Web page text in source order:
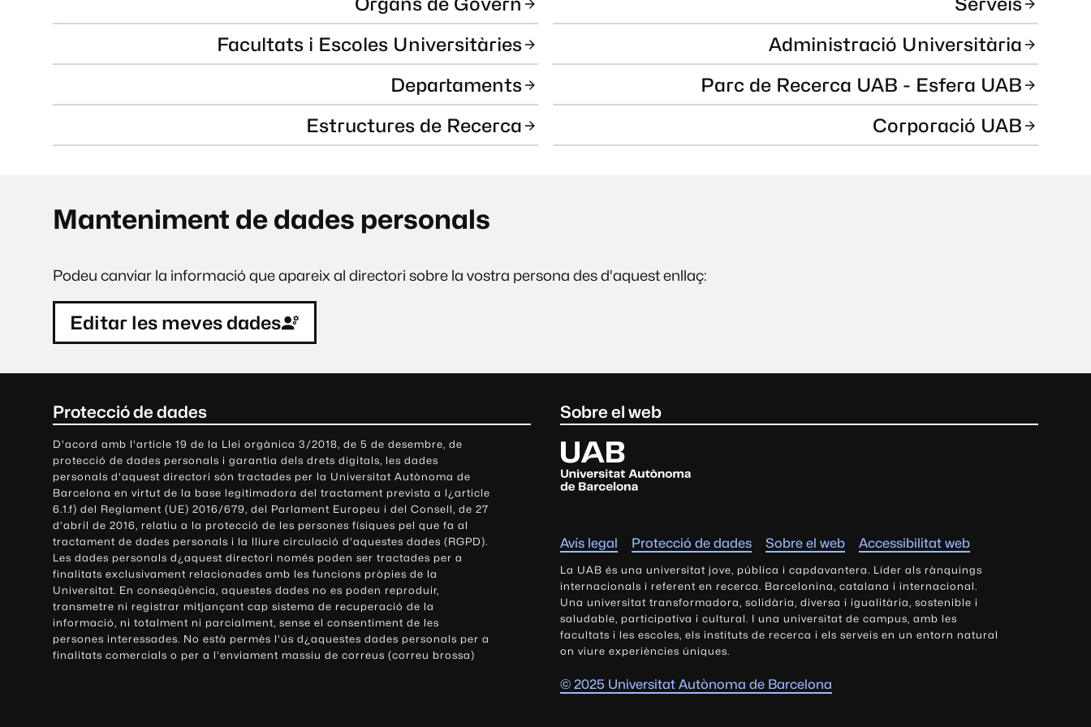
Facultats i Escoles Universitàries
Departaments
Estructures de Recerca
Administració Universitària
Parc de Recerca UAB - Esfera UAB
Corporació UAB
Manteniment de dades personals
Podeu canviar la informació que apareix al directori sobre la vostra persona des d'aquest enllaç:
Editar les meves dades
Protecció de dades
D'acord amb l'article 19 de la Llei orgànica 3/2018, de 5 de desembre, de
protecció de dades personals i garantia dels drets digitals, les dades
personals d'aquest directori són tractades per la Universitat Autònoma de
Barcelona en virtut de la base legitimadora del tractament prevista a l¿article
6.1.f) del Reglament (UE) 2016/679, del Parlament Europeu i del Consell, de 27
d'abril de 2016, relatiu a la protecció de les persones físiques pel que fa al
tractament de dades personals i la lliure circulació d'aquestes dades (RGPD).
Les dades personals d¿aquest directori només poden ser tractades per a
finalitats exclusivament relacionades amb les funcions pròpies de la
Universitat. En conseqüència, aquestes dades no es poden reproduir,
transmetre ni registrar mitjançant cap sistema de recuperació de la
informació, ni totalment ni parcialment, sense el consentiment de les
persones interessades. No està permès l'ús d¿aquestes dades personals per a
finalitats comercials o per a l'enviament massiu de correus (correu brossa)
Sobre el web
U
n
i
s
i
t
a
t
A
u
t
ò
Avís legal Protecció de dades Sobre el web Accessibilitat web
La UAB és una universitat jove, pública i capdavantera. Líder als rànquings
internacionals i referent en recerca. Barcelonina, catalana i internacional.
Una universitat transformadora, solidària, diversa i igualitària, sostenible i
saludable, participativa i cultural. I una universitat de campus, amb les
facultats i les escoles, els instituts de recerca i els serveis en un entorn natural
on viure experiències úniques.
© 2025 Universitat Autònoma de Barcelona